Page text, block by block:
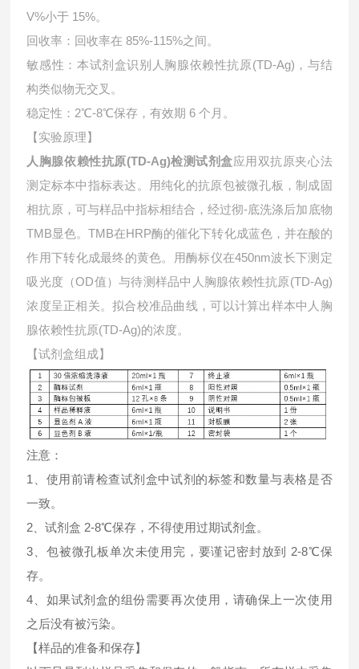
V%小于 15%。
回收率：回收率在 85%-115%之间。
敏感性：本试剂盒识别人胸腺依赖性抗原(TD-Ag)，与结
构类似物无交叉。
稳定性：2℃-8℃保存，有效期 6 个月。
【实验原理】
人胸腺依赖性抗原(TD-Ag)检测试剂盒应用双抗原夹心法
测定标本中指标表达。用纯化的抗原包被微孔板，制成固
相抗原，可与样品中指标相结合，经过彻-底洗涤后加底物
TMB显色。TMB在HRP酶的催化下转化成蓝色，并在酸的
作用下转化成最终的黄色。用酶标仪在450nm波长下测定
吸光度（OD值）与待测样品中 人胸腺依赖性抗原(TD-Ag)
浓度呈正相关。拟合校准品曲线，可以计算出样本中 人胸
腺依赖性抗原(TD-Ag)的浓度。
【试剂盒组成】
注意：
1、使用前请检查试剂盒中试剂的标签和数量与表格是否
一致。
2、试剂盒 2-8℃保存，不得使用过期试剂盒。
3、包被微孔板单次未使用完，要谨记密封放到 2-8℃保
存。
4、如果试剂盒的组份需要再次使用，请确保上一次使用
之后没有被污染。
【样品的准备和保存】